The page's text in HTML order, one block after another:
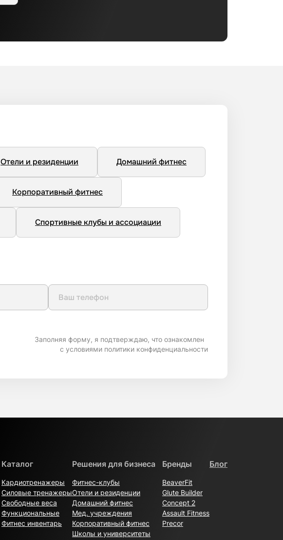
Отели и резиденции Домашний фитнес
Корпоративный фитнес
Спортивные клубы и ассоциации
Заполняя форму, я подтверждаю, что ознакомлен
с условиями политики конфиденциальности
Каталог
Кардиотренажеры
Силовые тренажеры
Свободные веса
Функциональные
Фитнес инвентарь
Решения для бизнеса
Фитнес-клубы
Отели и резиденции
Домашний фитнес
Мед. учреждения
Корпоративный фитнес
Школы и университеты
Бренды
BeaverFit
Glute Builder
Concept 2
Assault Fitness
Precor
Блог